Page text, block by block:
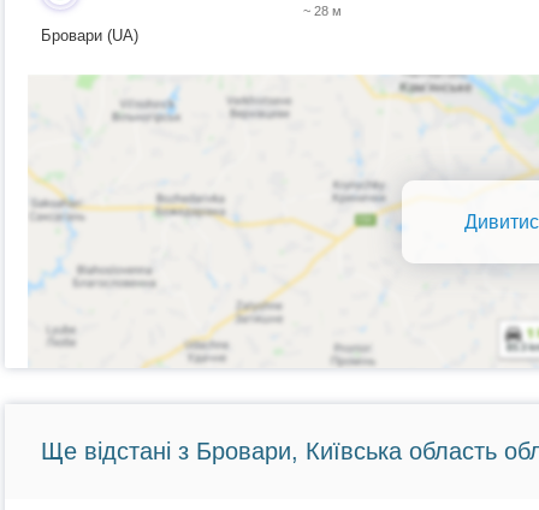
Бровари (UA)
~ 28 м
Ще відстані з Бровари, Київська область